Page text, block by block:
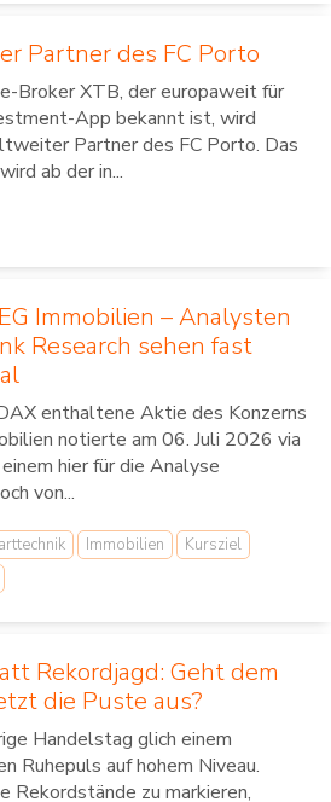
Partner des FC Porto
Broker XTB, der europaweit für
App bekannt ist, wird
Partner des FC Porto. Das
ab der in...
Immobilien – Analysten
Research sehen fast
enthaltene Aktie des Konzerns
notierte am 06. Juli 2026 via
hier für die Analyse
von...
Immobilien
Kursziel
Rekordjagd: Geht dem
die Puste aus?
Handelstag glich einem
Ruhepuls auf hohem Niveau.
Rekordstände zu markieren,